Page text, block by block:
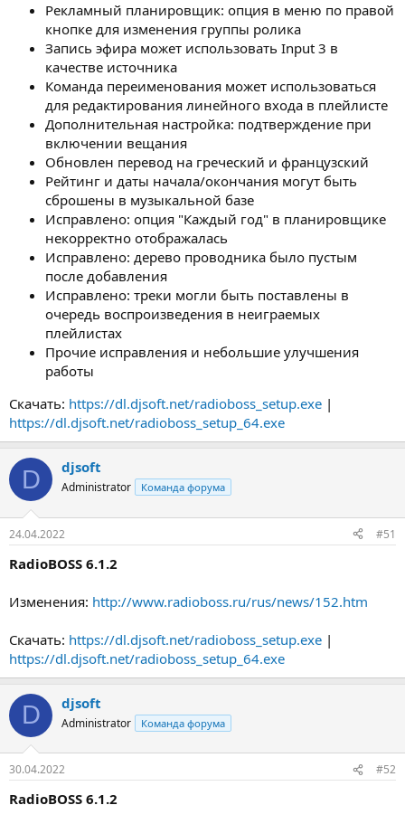
Рекламный планировщик: опция в меню по правой
кнопке для изменения группы ролика
Запись эфира может использовать Input 3 в
качестве источника
Команда переименования может использоваться
для редактирования линейного входа в плейлисте
Дополнительная настройка: подтверждение при
включении вещания
Обновлен перевод на греческий и французский
Рейтинг и даты начала/окончания могут быть
сброшены в музыкальной базе
Исправлено: опция "Каждый год" в планировщике
некорректно отображалась
Исправлено: дерево проводника было пустым
после добавления
Исправлено: треки могли быть поставлены в
очередь воспроизведения в неиграемых
плейлистах
Прочие исправления и небольшие улучшения
работы
Скачать: https://dl.djsoft.net/radioboss_setup.exe |
https://dl.djsoft.net/radioboss_setup_64.exe
D djsoft
Administrator Команда форума
24.04.2022 #51
RadioBOSS 6.1.2
Изменения: http://www.radioboss.ru/rus/news/152.htm
Скачать: https://dl.djsoft.net/radioboss_setup.exe |
https://dl.djsoft.net/radioboss_setup_64.exe
D djsoft
Administrator Команда форума
30.04.2022 #52
RadioBOSS 6.1.2